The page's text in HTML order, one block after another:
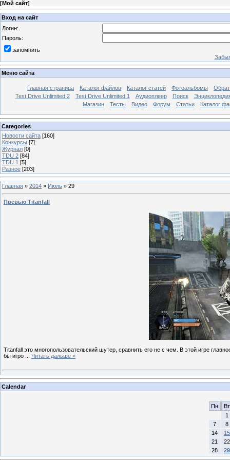
[Мой сайт]
Вход на сайт
Логин:
Пароль:
запомнить
Меню сайта
Главная страница Каталог файлов Каталог статей Фотоальбомы
Test Drive Unlimited 2
Test Drive Unlimited 1 Аудиоплеер Поиск
Магазин
Тесты Видео Форум Статьи Каталог
Categories
Новости сайта [160]
Конкурсы [7]
Журнал [0]
TDU 2 [84]
TDU 1 [5]
Разное [203]
Главная » 2014 » Июль » 29
Превью Titanfall
Titanfall это многопользовательский шутер, сравнить его не с чем. В этой игре
бы игро
Читать дальше »
Calendar
Пн
Вт
1
7
8
14
15
21
22
28
29